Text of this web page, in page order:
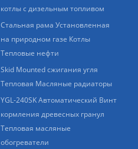
котлы с дизельным топливом
Стальная рама Установленная
на природном газе Котлы
Тепловые нефти
Skid Mounted сжигания угля
Тепловая Масляные радиаторы
YGL-240SK Автоматический Винт
кормления древесных гранул
Тепловая масляные
обогреватели